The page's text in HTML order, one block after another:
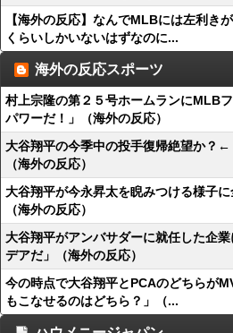
【海外の反応】なんでMLBには左利き
くらいしかいないはずなのに...
海外の反応スポーツ
村上宗隆の第２５号ホームランにMLB
パワーだ！」（海外の反応）
大谷翔平の今季中の投手復帰絶望か？←
（海外の反応）
大谷翔平が今永昇太を睨みつける様子
（海外の反応）
大谷翔平がアンバサダーに就任した企
デアだ」（海外の反応）
今の時点で大谷翔平とPCAのどちらが
もこなせるのはどちら？」（...